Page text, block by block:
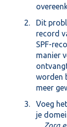
Dit
record
SPF-
manier
worden
meer
Voeg
je